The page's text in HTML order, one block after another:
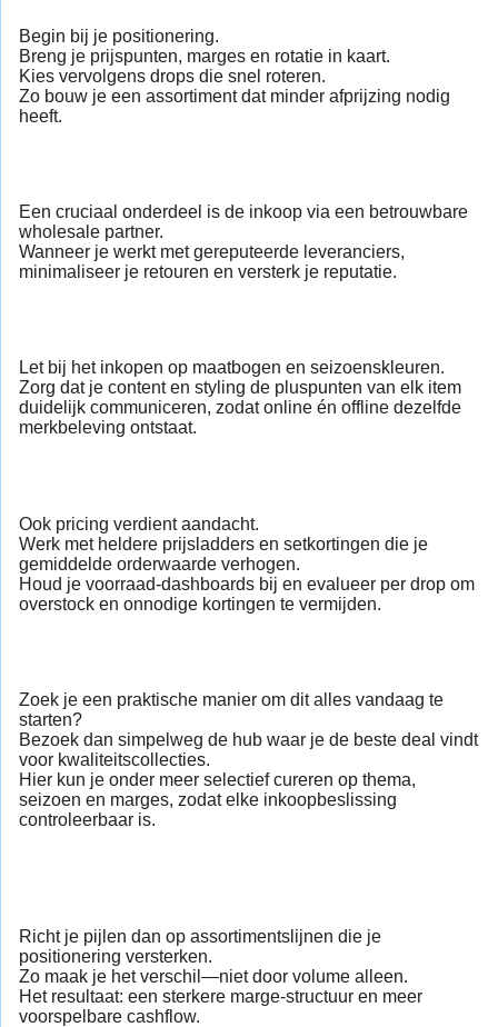
Begin bij je positionering.
Breng je prijspunten, marges en rotatie in kaart.
Kies vervolgens drops die snel roteren.
Zo bouw je een assortiment dat minder afprijzing nodig
heeft.
Een cruciaal onderdeel is de inkoop via een betrouwbare
wholesale partner.
Wanneer je werkt met gereputeerde leveranciers,
minimaliseer je retouren en versterk je reputatie.
Let bij het inkopen op maatbogen en seizoenskleuren.
Zorg dat je content en styling de pluspunten van elk item
duidelijk communiceren, zodat online én offline dezelfde
merkbeleving ontstaat.
Ook pricing verdient aandacht.
Werk met heldere prijsladders en setkortingen die je
gemiddelde orderwaarde verhogen.
Houd je voorraad-dashboards bij en evalueer per drop om
overstock en onnodige kortingen te vermijden.
Zoek je een praktische manier om dit alles vandaag te
starten?
Bezoek dan simpelweg de hub waar je de beste deal vindt
voor kwaliteitscollecties.
Hier kun je onder meer selectief cureren op thema,
seizoen en marges, zodat elke inkoopbeslissing
controleerbaar is.
Richt je pijlen dan op assortimentslijnen die je
positionering versterken.
Zo maak je het verschil—niet door volume alleen.
Het resultaat: een sterkere marge-structuur en meer
voorspelbare cashflow.